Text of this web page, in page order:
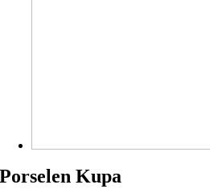
Porselen Kupa